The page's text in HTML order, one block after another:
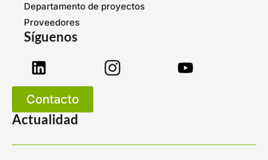
Departamento de proyectos
Proveedores
Síguenos
Contacto
Actualidad